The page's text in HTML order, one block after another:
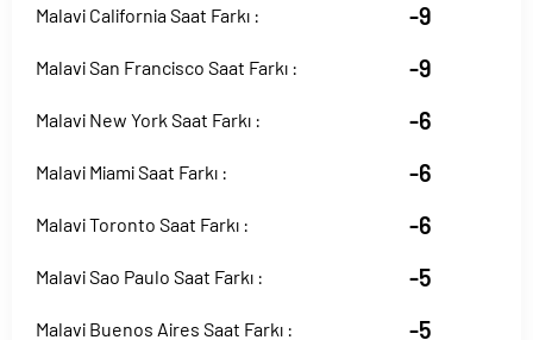
Malavi California Saat Farkı : -9
Malavi San Francisco Saat Farkı : -9
Malavi New York Saat Farkı : -6
Malavi Miami Saat Farkı : -6
Malavi Toronto Saat Farkı : -6
Malavi Sao Paulo Saat Farkı : -5
Malavi Buenos Aires Saat Farkı : -5